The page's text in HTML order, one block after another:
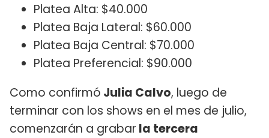
Platea Alta: $40.000
Platea Baja Lateral: $60.000
Platea Baja Central: $70.000
Platea Preferencial: $90.000
Como confirmó Julia Calvo, luego de
terminar con los shows en el mes de julio,
comenzarán a grabar la tercera